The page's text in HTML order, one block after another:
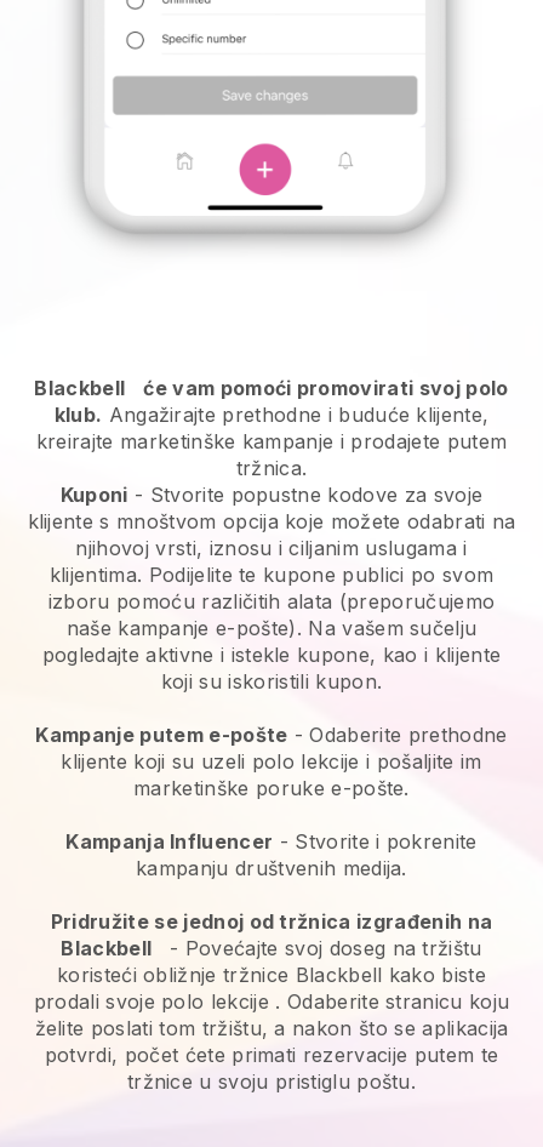
Blackbell
će vam pomoći promovirati svoj polo
klub. Angažirajte prethodne i buduće klijente,
kreirajte marketinške kampanje i prodajete putem
tržnica.
Kuponi - Stvorite popustne kodove za svoje
klijente s mnoštvom opcija koje možete odabrati na
njihovoj vrsti, iznosu i ciljanim uslugama i
klijentima. Podijelite te kupone publici po svom
izboru pomoću različitih alata (preporučujemo
naše kampanje e-pošte). Na vašem sučelju
pogledajte aktivne i istekle kupone, kao i klijente
koji su iskoristili kupon.
Kampanje putem e-pošte -Odaberite prethodne
klijente koji su uzeli polo lekcije i pošaljite im
marketinške poruke e-pošte.
Kampanja Influencer - Stvorite i pokrenite
kampanju društvenih medija.
Pridružite se jednoj od tržnica izgrađenih na
Blackbell
- Povećajte svoj doseg na tržištu
koristeći obližnje tržnice Blackbell kako biste
prodali svoje polo lekcije . Odaberite stranicu koju
želite poslati tom tržištu, a nakon što se aplikacija
potvrdi, počet ćete primati rezervacije putem te
tržnice u svoju pristiglu poštu.